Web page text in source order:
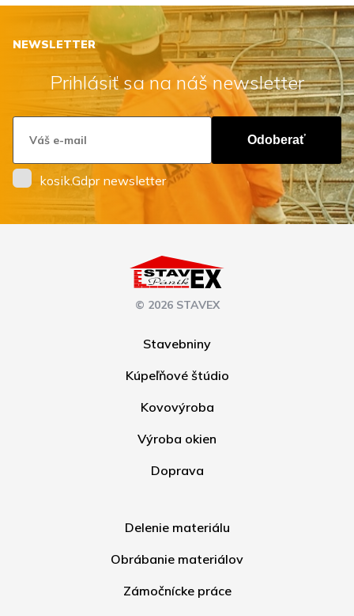
NEWSLETTER
Prihlásiť sa na náš newsletter
Odoberať
kosik.Gdpr newsletter
© 2026 STAVEX
Stavebniny
Kúpeľňové štúdio
Kovovýroba
Výroba okien
Doprava
Delenie materiálu
Obrábanie materiálov
Zámočnícke práce